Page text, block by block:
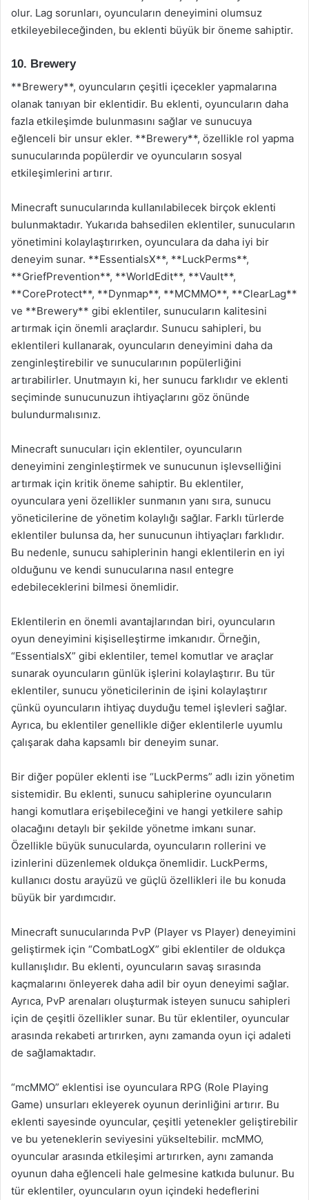
olur. Lag sorunları, oyuncuların deneyimini olumsuz
etkileyebileceğinden, bu eklenti büyük bir öneme sahiptir.
10. Brewery
**Brewery**, oyuncuların çeşitli içecekler yapmalarına
olanak tanıyan bir eklentidir. Bu eklenti, oyuncuların daha
fazla etkileşimde bulunmasını sağlar ve sunucuya
eğlenceli bir unsur ekler. **Brewery**, özellikle rol yapma
sunucularında popülerdir ve oyuncuların sosyal
etkileşimlerini artırır.
Minecraft sunucularında kullanılabilecek birçok eklenti
bulunmaktadır. Yukarıda bahsedilen eklentiler, sunucuların
yönetimini kolaylaştırırken, oyunculara da daha iyi bir
deneyim sunar. **EssentialsX**, **LuckPerms**,
**GriefPrevention**, **WorldEdit**, **Vault**,
**CoreProtect**, **Dynmap**, **MCMMO**, **ClearLag**
ve **Brewery** gibi eklentiler, sunucuların kalitesini
artırmak için önemli araçlardır. Sunucu sahipleri, bu
eklentileri kullanarak, oyuncuların deneyimini daha da
zenginleştirebilir ve sunucularının popülerliğini
artırabilirler. Unutmayın ki, her sunucu farklıdır ve eklenti
seçiminde sunucunuzun ihtiyaçlarını göz önünde
bulundurmalısınız.
Minecraft sunucuları için eklentiler, oyuncuların
deneyimini zenginleştirmek ve sunucunun işlevselliğini
artırmak için kritik öneme sahiptir. Bu eklentiler,
oyunculara yeni özellikler sunmanın yanı sıra, sunucu
yöneticilerine de yönetim kolaylığı sağlar. Farklı türlerde
eklentiler bulunsa da, her sunucunun ihtiyaçları farklıdır.
Bu nedenle, sunucu sahiplerinin hangi eklentilerin en iyi
olduğunu ve kendi sunucularına nasıl entegre
edebileceklerini bilmesi önemlidir.
Eklentilerin en önemli avantajlarından biri, oyuncuların
oyun deneyimini kişiselleştirme imkanıdır. Örneğin,
“EssentialsX” gibi eklentiler, temel komutlar ve araçlar
sunarak oyuncuların günlük işlerini kolaylaştırır. Bu tür
eklentiler, sunucu yöneticilerinin de işini kolaylaştırır
çünkü oyuncuların ihtiyaç duyduğu temel işlevleri sağlar.
Ayrıca, bu eklentiler genellikle diğer eklentilerle uyumlu
çalışarak daha kapsamlı bir deneyim sunar.
Bir diğer popüler eklenti ise “LuckPerms” adlı izin yönetim
sistemidir. Bu eklenti, sunucu sahiplerine oyuncuların
hangi komutlara erişebileceğini ve hangi yetkilere sahip
olacağını detaylı bir şekilde yönetme imkanı sunar.
Özellikle büyük sunucularda, oyuncuların rollerini ve
izinlerini düzenlemek oldukça önemlidir. LuckPerms,
kullanıcı dostu arayüzü ve güçlü özellikleri ile bu konuda
büyük bir yardımcıdır.
Minecraft sunucularında PvP (Player vs Player) deneyimini
geliştirmek için “CombatLogX” gibi eklentiler de oldukça
kullanışlıdır. Bu eklenti, oyuncuların savaş sırasında
kaçmalarını önleyerek daha adil bir oyun deneyimi sağlar.
Ayrıca, PvP arenaları oluşturmak isteyen sunucu sahipleri
için de çeşitli özellikler sunar. Bu tür eklentiler, oyuncular
arasında rekabeti artırırken, aynı zamanda oyun içi adaleti
de sağlamaktadır.
“mcMMO” eklentisi ise oyunculara RPG (Role Playing
Game) unsurları ekleyerek oyunun derinliğini artırır. Bu
eklenti sayesinde oyuncular, çeşitli yetenekler geliştirebilir
ve bu yeteneklerin seviyesini yükseltebilir. mcMMO,
oyuncular arasında etkileşimi artırırken, aynı zamanda
oyunun daha eğlenceli hale gelmesine katkıda bulunur. Bu
tür eklentiler, oyuncuların oyun içindeki hedeflerini